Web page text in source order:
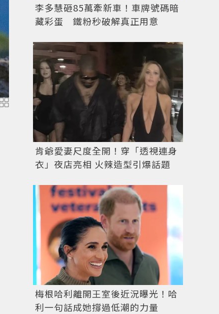
Cloudtilt 2.0白/橙配色款。圖／LOEWE提供
李多慧砸85萬牽新車！車牌號碼暗
藏彩蛋 鐵粉秒破解真正用意
肯爺愛妻尺度全開！穿「透視連身
衣」夜店亮相 火辣造型引爆話題
梅根哈利離開王室後近況曝光！哈
利一句話成她撐過低潮的力量